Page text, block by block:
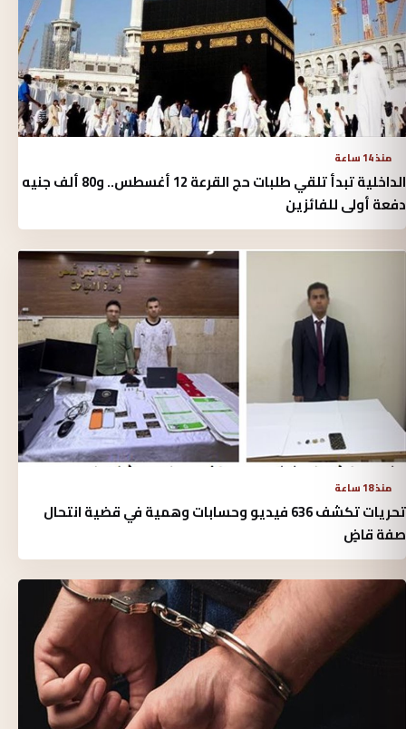
منذ 14 ساعة
الداخلية تبدأ تلقي طلبات حج القرعة 12 أغسطس.. و80 ألف جنيه
دفعة أولى للفائزين
منذ 18 ساعة
تحريات تكشف 636 فيديو وحسابات وهمية في قضية انتحال
صفة قاضٍ